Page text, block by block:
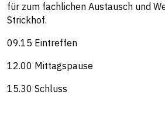
für zum fachlichen Austausch und
Strickhof.
09.15 Eintreffen
12.00 Mittagspause
15.30 Schluss